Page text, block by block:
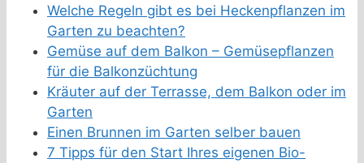
Welche Regeln gibt es bei Heckenpflanzen im
Garten zu beachten?
Gemüse auf dem Balkon – Gemüsepflanzen
für die Balkonzüchtung
Kräuter auf der Terrasse, dem Balkon oder im
Garten
Einen Brunnen im Garten selber bauen
7 Tipps für den Start Ihres eigenen Bio-